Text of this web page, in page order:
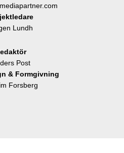
Lundh
Post
& Formgivning
Forsberg